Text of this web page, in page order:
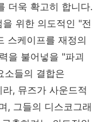
더욱 확고히 합니다.
위한 의도적인 "전
스케이프를 재정의
을 불어넣을 "파괴
소들의 결합은
라, 뮤즈가 사운드적
, 그들의 디스코그래